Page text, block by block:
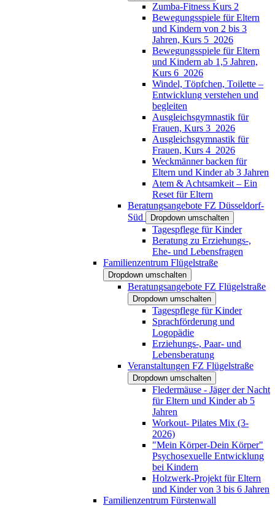
Zumba-Fitness Kurs 2
Bewegungsspiele für Eltern
und Kindern von 2 bis 3
Jahren, Kurs 5_2026
Bewegungsspiele für Eltern
und Kindern ab 1,5 Jahren,
Kurs 6_2026
Windel, Töpfchen, Toilette –
Entwicklung verstehen und
begleiten
Ausgleichsgymnastik für
Frauen, Kurs 3_2026
Ausgleichsgymnastik für
Frauen, Kurs 4_2026
Weckmänner backen für
Eltern und Kinder ab 3 Jahren
Atem & Achtsamkeit – Ein
Reset für Eltern
Beratungsangebote FZ Düsseldorf-
Süd
Dropdown umschalten
Tagespflege für Kinder
Beratung zu Erziehungs-,
Ehe- und Lebensfragen
Familienzentrum Flügelstraße
Dropdown umschalten
Beratungsangebote FZ Flügelstraße
Dropdown umschalten
Tagespflege für Kinder
Sprachförderung und
Logopädie
Erziehungs-, Paar- und
Lebensberatung
Veranstaltungen FZ Flügelstraße
Dropdown umschalten
Fledermäuse - Jäger der Nacht
für Eltern und Kinder ab 5
Jahren
Workout- Pilates Mix (3-
2026)
"Mein Körper-Dein Körper"
Psychosexuelle Entwicklung
bei Kindern
Holzwerk-Projekt für Eltern
und Kinder von 3 bis 6 Jahren
Familienzentrum Fürstenwall